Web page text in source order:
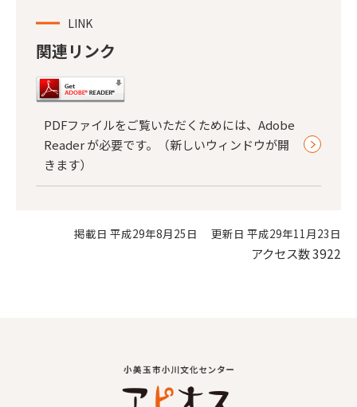
LINK
関連リンク
PDFファイルをご覧いただくためには、Adobe
Reader が必要です。（新しいウィンドウが開
きます）
掲載日 平成29年8月25日 更新日 平成29年11月23日
アクセス数3922